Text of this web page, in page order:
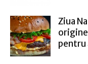
Ziua
pentru